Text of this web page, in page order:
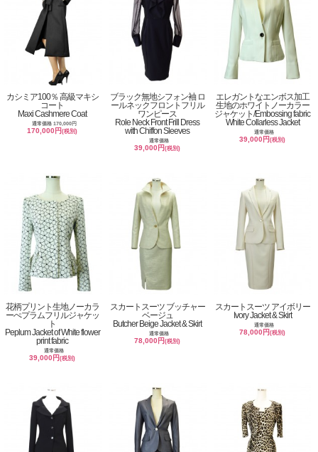
カシミア100％ 高級マキシ
コート
Maxi Cashmere Coat
通常価格 170,000円
170,000円(税別)
ブラック無地シフォン袖 ロ
ールネックフロントフリル
ワンピース
Role Neck Front Frill Dress
with Chiffon Sleeves
通常価格
39,000円(税別)
エレガントなエンボス加工
生地のホワイトノーカラー
ジャケット/Embossing fabric
White Collarless Jacket
通常価格
39,000円(税別)
花柄プリント生地ノーカラ
ーぺプラムフリルジャケッ
ト
Peplum Jacket of White flower
print fabric
通常価格
39,000円(税別)
スカートスーツ ブッチャー
ベージュ
Butcher Beige Jacket & Skirt
通常価格
78,000円(税別)
スカートスーツ アイボリー
Ivory Jacket & Skirt
通常価格
78,000円(税別)